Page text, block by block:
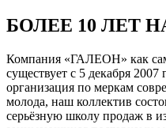
БОЛЕЕ 10 ЛЕТ
Компания «ГАЛЕОН» как
существует с 5 декабря
организация по меркам
молода, наш коллектив
серьёзную школу продаж в